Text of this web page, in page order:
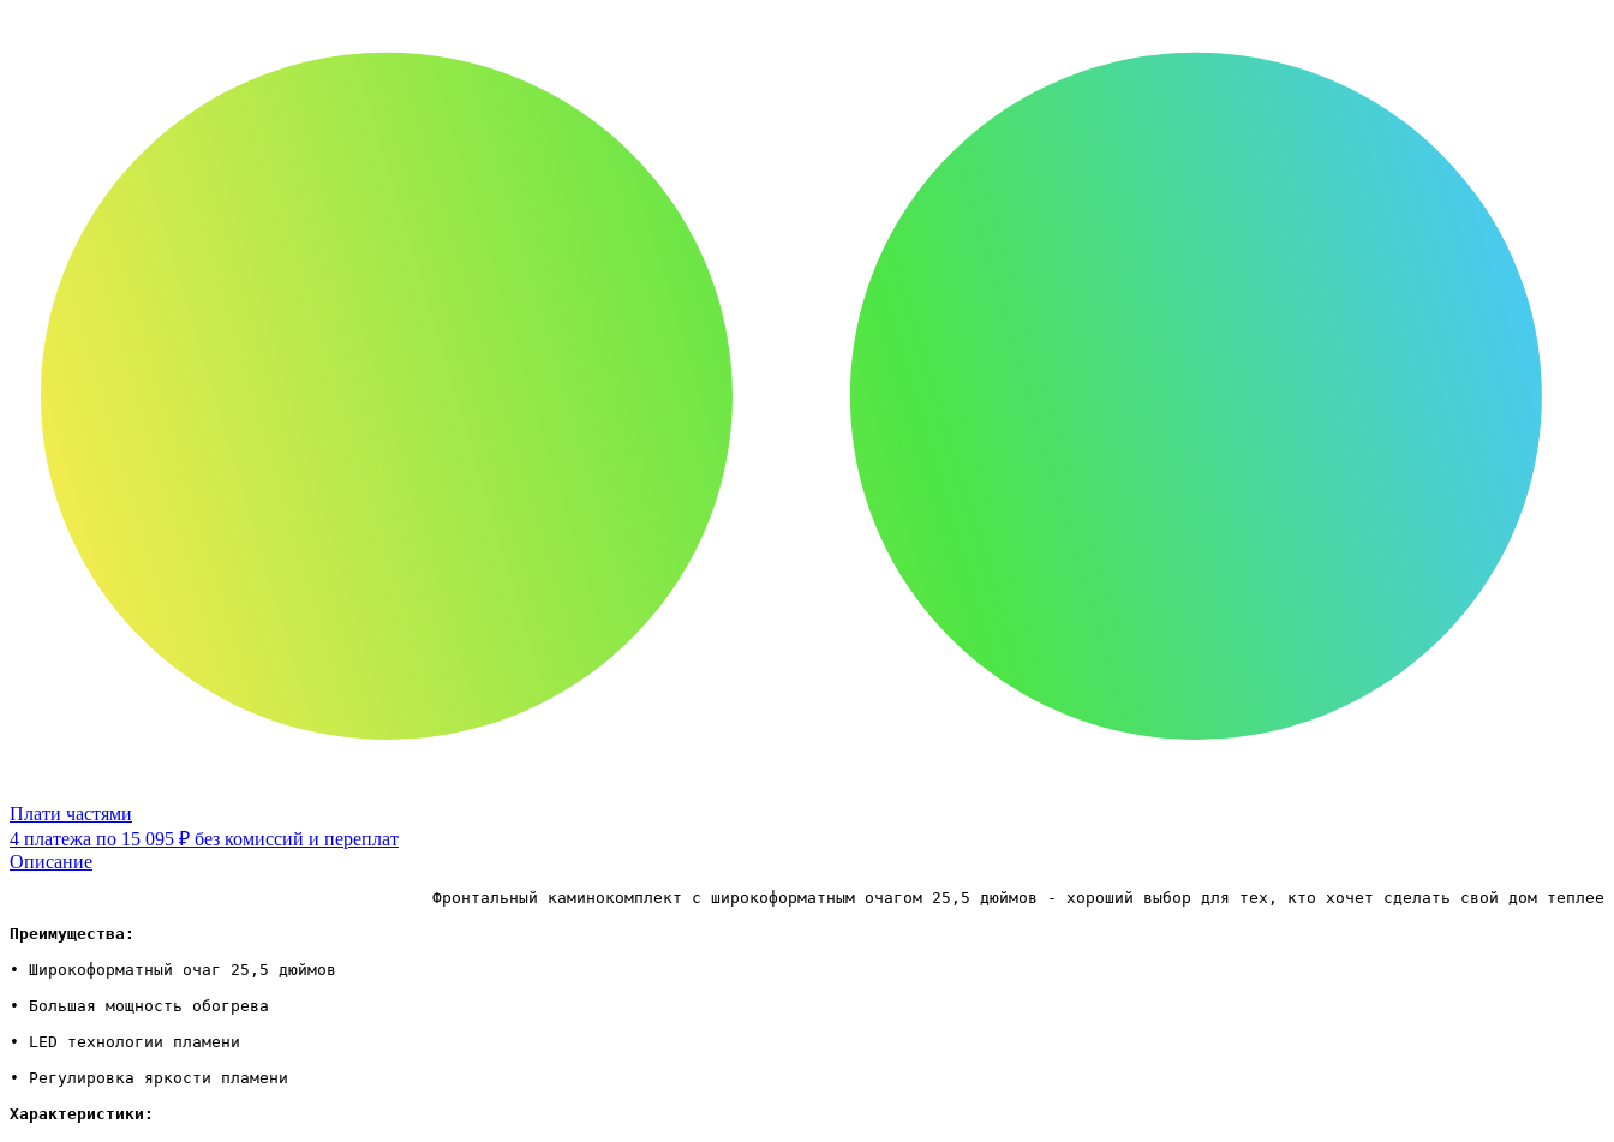
Плати частями
4 платежа по 15 095 ₽ без комиссий и переплат
Описание
Фронтальный каминокомплект c широкоформатным очагом 25,5 дюймов - хороший выбор для тех, кто хочет сделать свой дом теплее
Преимущества:
• Широкоформатный очаг 25,5 дюймов
• Большая мощность обогрева
• LED технологии пламени
• Регулировка яркости пламени
Характеристики: